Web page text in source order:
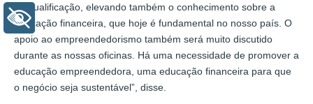
de qualificação, elevando também o conhecimento sobre a
educação financeira, que hoje é fundamental no nosso país. O
apoio ao empreendedorismo também será muito discutido
durante as nossas oficinas. Há uma necessidade de promover a
educação empreendedora, uma educação financeira para que
o negócio seja sustentável”, disse.
+ Acessibilidade